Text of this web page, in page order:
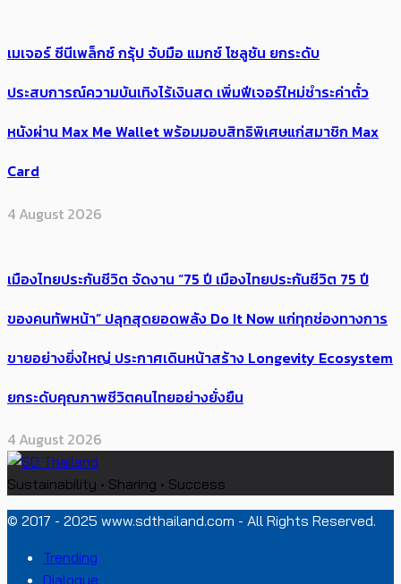
เมเจอร์ ซีนีเพล็กซ์ กรุ้ป จับมือ แมกซ์ โซลูชัน ยกระดับ
ประสบการณ์ความบันเทิงไร้เงินสด เพิ่มฟีเจอร์ใหม่ชำระค่าตั๋ว
หนังผ่าน Max Me Wallet พร้อมมอบสิทธิพิเศษแก่สมาชิก Max
Card
4 August 2026
เมืองไทยประกันชีวิต จัดงาน “75 ปี เมืองไทยประกันชีวิต 75 ปี
ของคนทัพหน้า” ปลุกสุดยอดพลัง Do It Now แก่ทุกช่องทางการ
ขายอย่างยิ่งใหญ่ ประกาศเดินหน้าสร้าง Longevity Ecosystem
ยกระดับคุณภาพชีวิตคนไทยอย่างยั่งยืน
4 August 2026
Sustainability • Sharing • Success
© 2017 - 2025 www.sdthailand.com - All Rights Reserved.
Trending
Dialogue